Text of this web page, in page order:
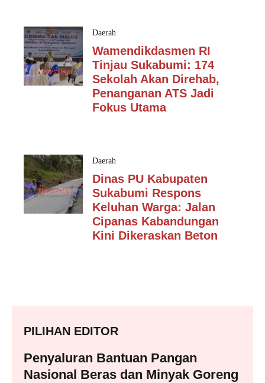
Daerah
Wamendikdasmen RI
Tinjau Sukabumi: 174
Sekolah Akan Direhab,
Penanganan ATS Jadi
Fokus Utama
Daerah
Dinas PU Kabupaten
Sukabumi Respons
Keluhan Warga: Jalan
Cipanas Kabandungan
Kini Dikeraskan Beton
PILIHAN EDITOR
Penyaluran Bantuan Pangan
Nasional Beras dan Minyak Goreng